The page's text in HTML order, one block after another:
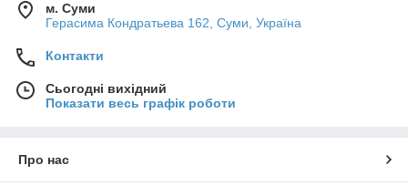
м. Суми
Герасима Кондратьева 162, Суми, Україна
Контакти
Сьогодні вихідний
Показати весь графік роботи
Про нас